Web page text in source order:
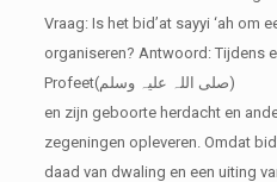
Vraag: Is het bid’at sayyi ‘ah om
organiseren? Antwoord: Tijdens
Profeet(صلی اللہ علیہ وسلم)
en zijn geboorte herdacht en
zegeningen opleveren. Omdat
daad van dwaling en een uiting